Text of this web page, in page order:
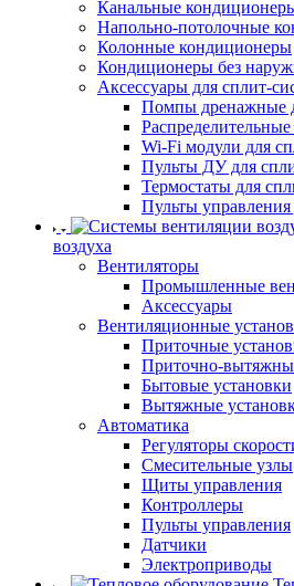
Канальные
Напольно-потолочные
Колонные кондиционеры
Кондиционеры без
Аксессуары для сплит-
Помпы дренажные
Wi-Fi модули для
Пульты ДУ для
Термостаты для
Пульты
воздуха
Вентиляторы
Промышленные
Аксессуары
Вентиляционные
Приточные
Приточно-
Бытовые установки
Вытяжные
Автоматика
Регуляторы
Смесительные узлы
Щиты управления
Контроллеры
Пульты управления
Датчики
Электроприводы